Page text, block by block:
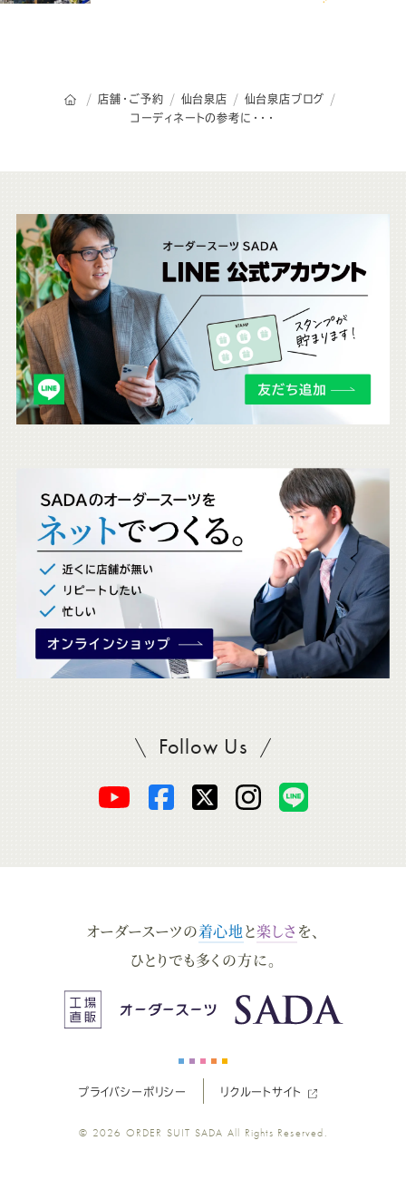
オーダースーツSADAのトップページ
店舗・ご予約 仙台泉店
仙台泉店ブログ
コーディネートの参考に・・・
こ
ち
ら
も
チ
ェ
Follow UsSADAをフォロー
オ
ー
ス
オ
ー
ス
ー
オ
ー
ス
ー
オ
ー
ス
ス
ツ
オーダースーツの着心地と楽しさ を、
ひとりでも多くの方に。
プライバシーポリシー リクルートサイト
© 2026 ORDER SUIT SADA All Rights Reserved.